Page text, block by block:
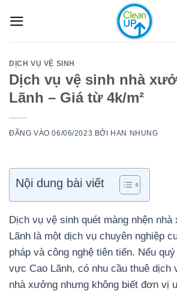
qua
DỊCH VỤ VỆ SINH
Dịch vụ vệ sinh nhà
Lãnh – Giá từ 4k/m²
ĐĂNG VÀO06/06/2023 BỞI HAN NHUNG
Nội dung bài viết
Dịch vụ vệ sinh quét màng nhện
Lãnh là một dịch vụ chuyên nghiệp
pháp và công nghệ tiên tiến. Nếu
vực Cao Lãnh, có nhu cầu thuê dịch
nhà xưởng nhưng không biết đơn vị